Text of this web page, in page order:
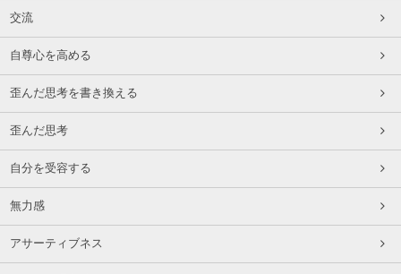
交流
自尊心を高める
歪んだ思考を書き換える
歪んだ思考
自分を受容する
無力感
アサーティブネス